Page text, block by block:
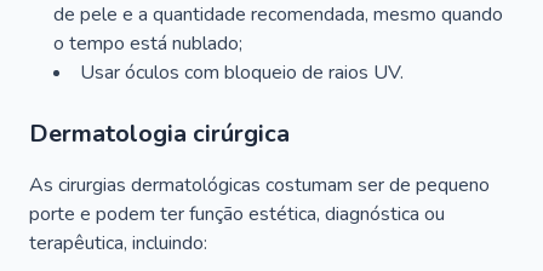
de pele e a quantidade recomendada, mesmo quando
o tempo está nublado;
Usar óculos com bloqueio de raios UV.
Dermatologia cirúrgica
As cirurgias dermatológicas costumam ser de pequeno
porte e podem ter função estética, diagnóstica ou
terapêutica, incluindo: